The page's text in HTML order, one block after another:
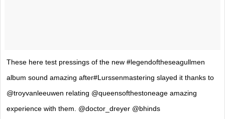
These here test pressings of the new #legendoftheseagullmen
album sound amazing after#Lurssenmastering slayed it thanks to
@troyvanleeuwen relating @queensofthestoneage amazing
experience with them. @doctor_dreyer @bhinds